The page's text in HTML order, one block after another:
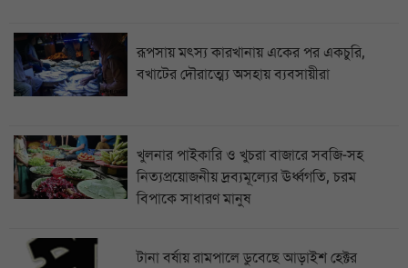
রূপসায় মৎস্য কারখানায় একের পর একচুরি,
বখাটের দৌরাত্ম্যে অসহায় ব্যবসায়ীরা
খুলনার পাইকারি ও খুচরা বাজারে সবজি-সহ
নিত্যপ্রয়োজনীয় দ্রব্যমূল্যের ঊর্ধ্বগতি, চরম
বিপাকে সাধারণ মানুষ
টানা বর্ষায় রামপালে ডুবেছে আড়াইশ হেক্টর